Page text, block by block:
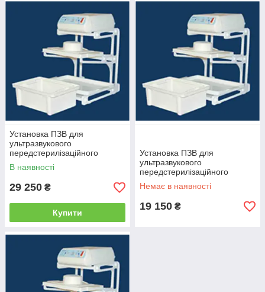
Установка ПЗВ для
ультразвукового
передстерилізаційного
очищення мед. виробів УЗО
10-01-«МЕДЕЛ» (з ємністю
В наявності
29 250 ₴
Купити
Установка ПЗВ для
ультразвукового
передстерилізаційного
очищення мед. виробів ПЗВ
3-01-«МЕДЕЛ» (з ємністю 3
Немає в наявності
19 150 ₴